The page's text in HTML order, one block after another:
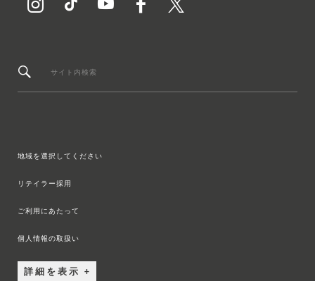
サイト内検索
地域を選択してください
リテイラー採用
ご利用にあたって
個人情報の取扱い
詳細を表示